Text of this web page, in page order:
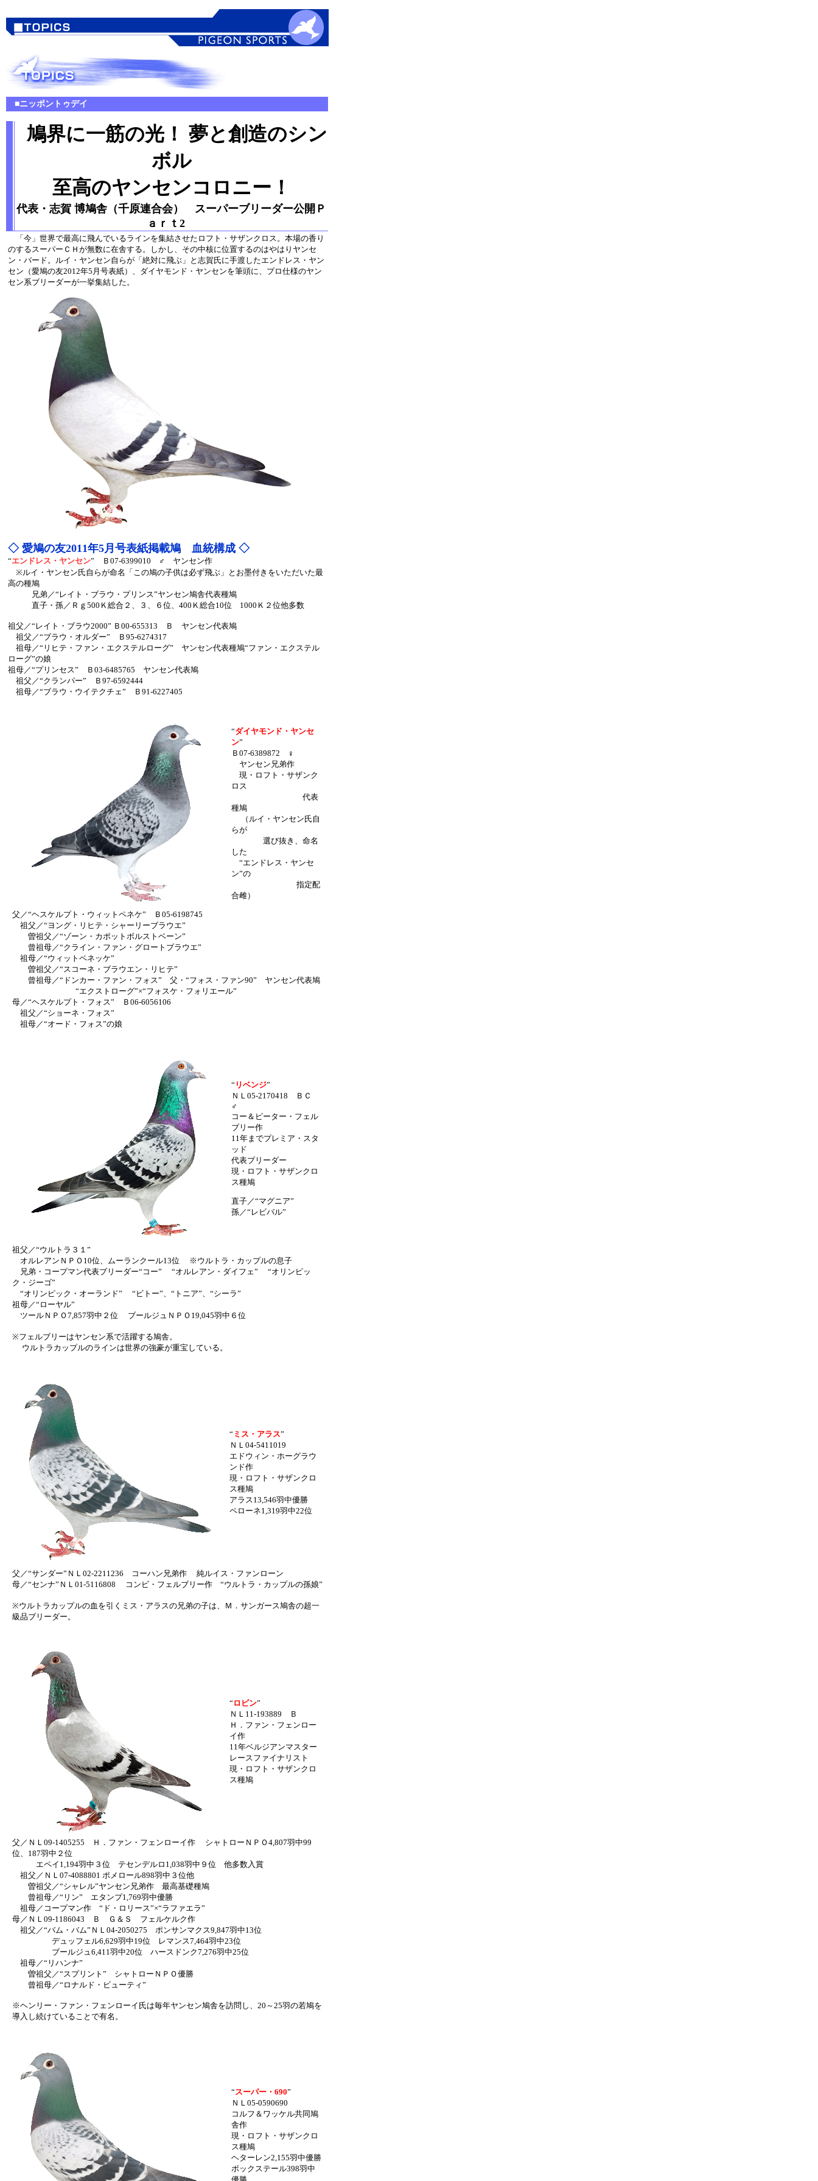
■ニッポントゥデイ
鳩界に一筋の光！ 夢と創造のシン
ボル
至高のヤンセンコロニー！
代表・志賀 博鳩舎（千原連合会） スーパーブリーダー公開Ｐ
ａｒｔ2
「今」世界で最高に飛んでいるラインを集結させたロフト・サザンクロス。本場の香り
のするスーパーＣＨが無数に在舎する。しかし、その中核に位置するのはやはりヤンセ
ン・バード。ルイ・ヤンセン自らが「絶対に飛ぶ」と志賀氏に手渡したエンドレス・ヤン
セン（愛鳩の友2012年5月号表紙）、ダイヤモンド・ヤンセンを筆頭に、プロ仕様のヤン
セン系ブリーダーが一挙集結した。
◇ 愛鳩の友2011年5月号表紙掲載鳩 血統構成 ◇
“エンドレス・ヤンセン” Ｂ07-6399010 ♂ ヤンセン作
※ルイ・ヤンセン氏自らが命名「この鳩の子供は必ず飛ぶ」とお墨付きをいただいた最
高の種鳩
兄弟／“レイト・ブラウ・プリンス”ヤンセン鳩舎代表種鳩
直子・孫／Ｒｇ500Ｋ総合２、３、６位、400Ｋ総合10位 1000Ｋ２位他多数
祖父／“レイト・ブラウ2000” Ｂ00-655313 Ｂ ヤンセン代表鳩
祖父／“ブラウ・オルダー” Ｂ95-6274317
祖母／“リヒテ・ファン・エクステルローグ” ヤンセン代表種鳩“ファン・エクステル
ローグ”の娘
祖母／“プリンセス” Ｂ03-6485765 ヤンセン代表鳩
祖父／“クランパー” Ｂ97-6592444
祖母／“ブラウ・ウイテクチェ” Ｂ91-6227405
“ダイヤモンド・ヤンセ
ン”
Ｂ07-6389872 ♀
ヤンセン兄弟作
現・ロフト・サザンク
ロス
代表
種鳩
（ルイ・ヤンセン氏自
らが
選び抜き、命名
した
“エンドレス・ヤンセ
ン”の
指定配
合雌）
父／“ヘスケルプト・ウィットペネケ” Ｂ05-6198745
祖父／“ヨング・リヒテ・シャーリーブラウエ”
曽祖父／“ゾーン・カポットボルストベーン”
曾祖母／“クライン・ファン・グロートブラウエ”
祖母／“ウィットペネッケ”
曽祖父／“スコーネ・ブラウエン・リヒテ”
曾祖母／“ドンカー・ファン・フォス” 父・“フォス・ファン90” ヤンセン代表鳩
“エクストローグ”×“フォスケ・フォリエール”
母／“ヘスケルプト・フォス” Ｂ06-6056106
祖父／“ショーネ・フォス”
祖母／“オード・フォス”の娘
“リベンジ”
ＮＬ05-2170418 ＢＣ
♂
コー＆ピーター・フェル
ブリー作
11年までプレミア・スタ
ッド
代表ブリーダー
現・ロフト・サザンクロ
ス種鳩
直子／“マグニア”
孫／“レビバル”
祖父／“ウルトラ３１”
オルレアンＮＰＯ10位、ムーランクール13位 ※ウルトラ・カップルの息子
兄弟・コープマン代表ブリーダー“コー” “オルレアン・ダイフェ” “オリンピッ
ク・ジーゴ”
“オリンピック・オーランド” “ビトー”、“トニア”、“シーラ”
祖母／“ローヤル”
ツールＮＰＯ7,857羽中２位 ブールジュＮＰＯ19,045羽中６位
※フェルブリーはヤンセン系で活躍する鳩舎。
ウルトラカップルのラインは世界の強豪が重宝している。
“ミス・アラス”
ＮＬ04-5411019
エドウィン・ホーグラウ
ンド作
現・ロフト・サザンクロ
ス種鳩
アラス13,546羽中優勝
ペローネ1,319羽中22位
父／“サンダー”ＮＬ02-2211236 コーハン兄弟作 純ルイス・ファンローン
母／“センナ”ＮＬ01-5116808 コンビ・フェルブリー作 “ウルトラ・カップルの孫娘”
※ウルトラカップルの血を引くミス・アラスの兄弟の子は、Ｍ．サンガース鳩舎の超一
級品ブリーダー。
“ロビン”
ＮＬ11-193889 Ｂ
Ｈ．ファン・フェンロー
イ作
11年ベルジアンマスター
レースファイナリスト
現・ロフト・サザンクロ
ス種鳩
父／ＮＬ09-1405255 Ｈ．ファン・フェンローイ作 シャトローＮＰＯ4,807羽中99
位、187羽中２位
エペイ1,194羽中３位 テセンデルロ1,038羽中９位 他多数入賞
祖父／ＮＬ07-4088801 ポメロール898羽中３位他
曽祖父／“シャレル”ヤンセン兄弟作 最高基礎種鳩
曾祖母／“リン” エタンプ1,769羽中優勝
祖母／コープマン作 “ド・ロリース”×“ラファエラ”
母／ＮＬ09-1186043 Ｂ Ｇ＆Ｓ フェルケルク作
祖父／“バム・バム”ＮＬ04-2050275 ポンサンマクス9,847羽中13位
デュッフェル6,629羽中19位 レマンス7,464羽中23位
ブールジュ6,411羽中20位 ハースドンク7,276羽中25位
祖母／“リハンナ”
曽祖父／“スプリント” シャトローＮＰＯ優勝
曾祖母／“ロナルド・ビューティ”
※ヘンリー・ファン・フェンローイ氏は毎年ヤンセン鳩舎を訪問し、20～25羽の若鳩を
導入し続けていることで有名。
“スーパー・690”
ＮＬ05-0590690
コルフ＆ワッケル共同鳩
舎作
現・ロフト・サザンクロ
ス種鳩
ヘターレン2,155羽中優勝
ボックステール398羽中